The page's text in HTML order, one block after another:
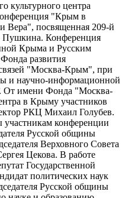
культурного центра
"Крым в
Вера", посвященная 209-й
Пушкина. Конференция
Крыма и Русским
развития
"Москва-Крым", при
и научно-информационной
От имени Фонда "Москва-
в Крыму участников
РКЦ Михаил Голубев.
конференции
Русской общины
Верховного Совета
Цекова. В работе
Государственной
политических наук
Русской общины